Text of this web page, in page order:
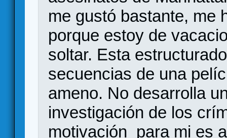
me gustó bastante, me
porque estoy de
soltar. Esta
secuencias de una
ameno. No desarrolla
investigación de los
motivación para mi es